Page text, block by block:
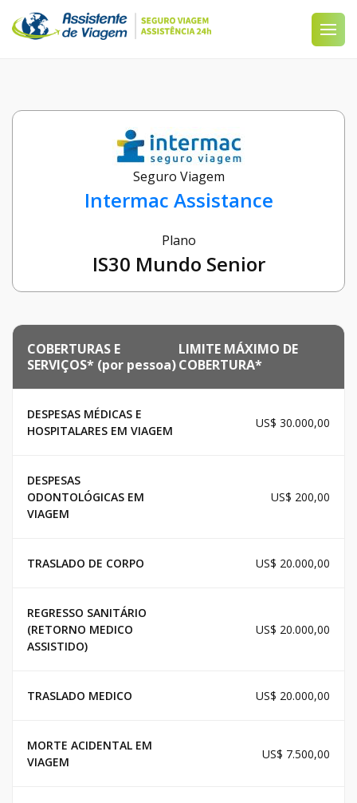
Seguro Viagem
Intermac Assistance
Plano
IS30 Mundo Senior
COBERTURAS E
SERVIÇOS* (por pessoa)
LIMITE MÁXIMO DE
COBERTURA*
DESPESAS MÉDICAS E
HOSPITALARES EM VIAGEM
US$ 30.000,00
DESPESAS
ODONTOLÓGICAS EM
VIAGEM
US$ 200,00
TRASLADO DE CORPO US$ 20.000,00
REGRESSO SANITÁRIO
(RETORNO MEDICO
ASSISTIDO)
US$ 20.000,00
TRASLADO MEDICO US$ 20.000,00
MORTE ACIDENTAL EM
VIAGEM
US$ 7.500,00